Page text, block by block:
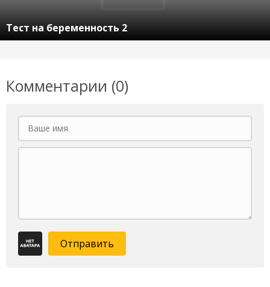
Тест на беременность 2
Комментарии (0)
Отправить